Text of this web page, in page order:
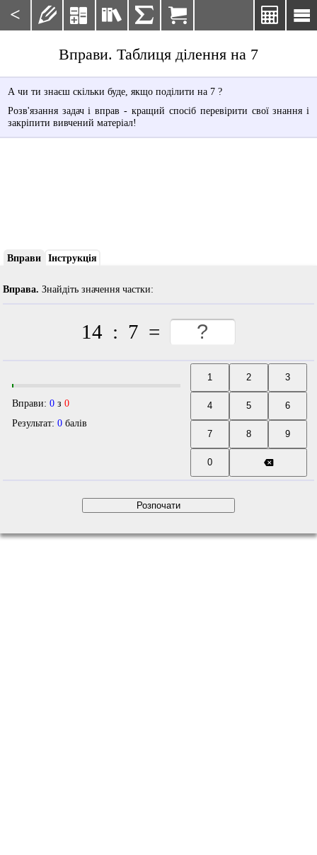
< 

    
Вправи. Таблиця ділення на 7
А чи ти знаєш скільки буде, якщо поділити на 7 ?
Розв'язання задач і вправ - кращий спосіб перевірити свої знання і
закріпити вивчений матеріал!
Вправи Інструкція
Вправа. Знайдіть значення частки:
14 : 7 =
Вправи:0 з0
Результат:0 балів